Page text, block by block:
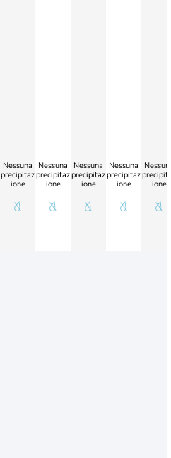
Nessuna
precipitaz
ione
Nessuna
precipitaz
ione
Nessuna
precipitaz
ione
Nessuna
precipitaz
ione
ione